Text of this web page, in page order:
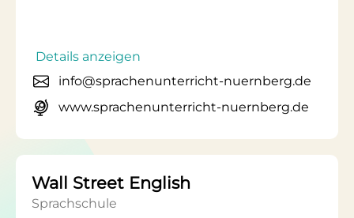
Details anzeigen
info@sprachenunterricht-nuernberg.de
www.sprachenunterricht-nuernberg.de
Wall Street English
Sprachschule